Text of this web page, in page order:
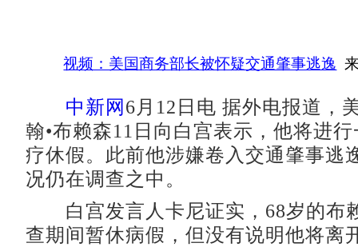
视频：美国商务部长被怀疑交通肇事逃逸
中新网 6月12日电 据外电报道，
翰•布赖森11日向白宫表示，他将进
疗休假。此前他涉嫌卷入交通肇事逃
况仍在调查之中。
白宫发言人卡尼证实，68岁的布
查期间暂休病假，但没有说明他将离